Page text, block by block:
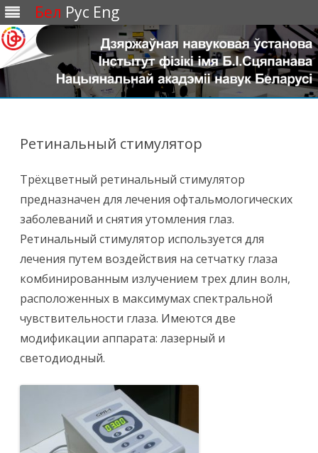
Бел Рус Eng
Ретинальный стимулятор
Трёхцветный ретинальный стимулятор
предназначен для лечения офтальмологических
заболеваний и снятия утомления глаз.
Ретинальный стимулятор используется для
лечения путем воздействия на сетчатку глаза
комбинированным излучением трех длин волн,
расположенных в максимумах спектральной
чувствительности глаза. Имеются две
модификации аппарата: лазерный и
светодиодный.